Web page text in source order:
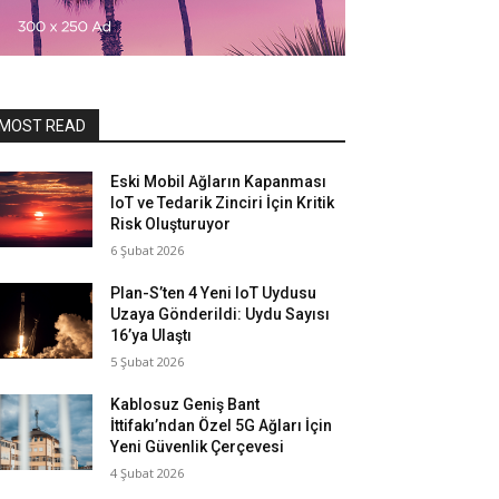
READ
Eski Mobil Ağların Kapanması
IoT ve Tedarik Zinciri İçin Kritik
Risk Oluşturuyor
6 Şubat 2026
Plan-S’ten 4 Yeni IoT Uydusu
Uzaya Gönderildi: Uydu Sayısı
16’ya Ulaştı
5 Şubat 2026
Kablosuz Geniş Bant
İttifakı’ndan Özel 5G Ağları İçin
Yeni Güvenlik Çerçevesi
4 Şubat 2026